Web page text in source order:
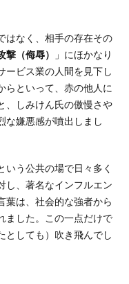
はなく、相手の存在その
撃（侮辱）
」にほかなり
ービス業の人間を見下し
らといって、赤の他人に
、しみけん氏の傲慢さや
な嫌悪感が噴出しまし
いう公共の場で日々多く
し、著名なインフルエン
葉は、社会的な強者から
ました。この一点だけで
としても）吹き飛んでし